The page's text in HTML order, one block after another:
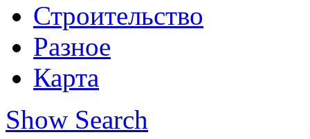
Строительство
Разное
Карта
Show Search